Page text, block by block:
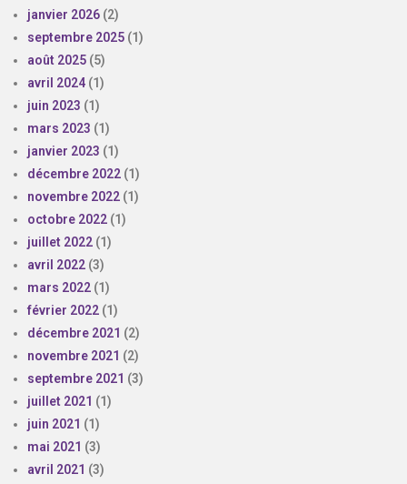
janvier 2026 (2)
septembre 2025 (1)
août 2025 (5)
avril 2024 (1)
juin 2023 (1)
mars 2023 (1)
janvier 2023 (1)
décembre 2022 (1)
novembre 2022 (1)
octobre 2022 (1)
juillet 2022 (1)
avril 2022 (3)
mars 2022 (1)
février 2022 (1)
décembre 2021 (2)
novembre 2021 (2)
septembre 2021 (3)
juillet 2021 (1)
juin 2021 (1)
mai 2021 (3)
avril 2021 (3)